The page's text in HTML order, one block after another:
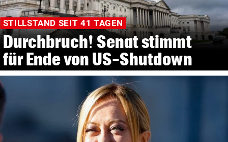
STILLSTAND SEIT 41 TAGEN
Durchbruch! Senat stimmt
für Ende von US-Shutdown